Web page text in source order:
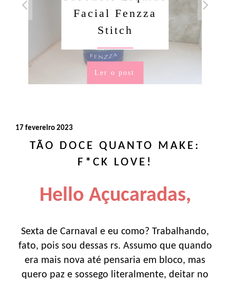
Facial Fenzza
Stitch
Ler o post
17 fevereiro 2023
TÃO DOCE QUANTO MAKE:
F*CK LOVE!
Hello Açucaradas,
Sexta de Carnaval e eu como? Trabalhando,
fato, pois sou dessas rs. Assumo que quando
era mais nova até pensaria em bloco, mas
quero paz e sossego literalmente, deitar no